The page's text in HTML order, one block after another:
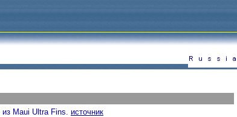
Maui Ultra Fins. источник